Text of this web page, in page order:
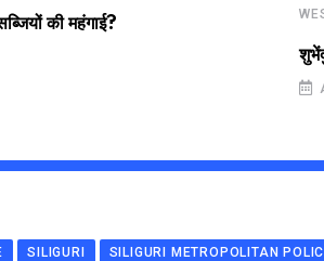
की महंगाई?
SILIGURI SILIGURI METROPOLITAN